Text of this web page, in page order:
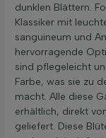
dunklen Blättern.
Klassiker mit
sanguineum und
hervorragende
sind pflegeleicht
Farbe, was sie zu
macht. Alle diese
erhältlich, direkt
geliefert. Diese